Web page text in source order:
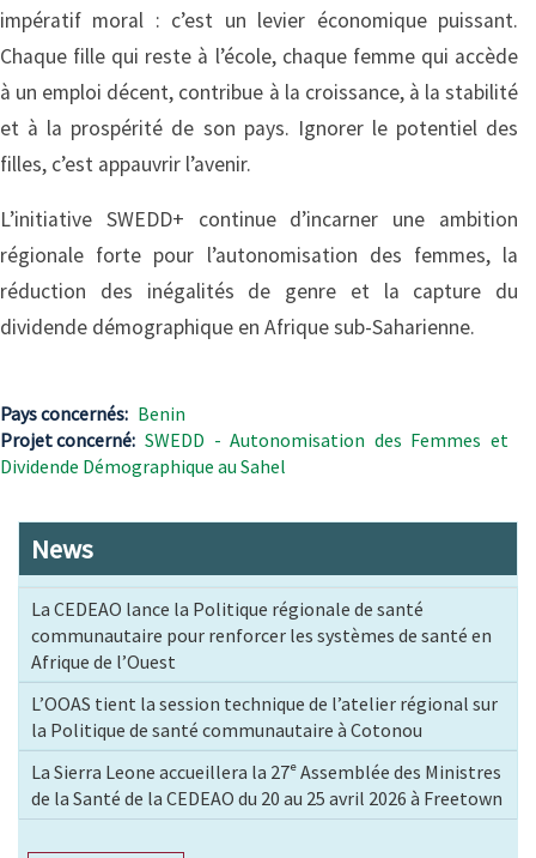
impératif moral : c’est un levier économique puissant.
Chaque fille qui reste à l’école, chaque femme qui accède
à un emploi décent, contribue à la croissance, à la stabilité
et à la prospérité de son pays. Ignorer le potentiel des
filles, c’est appauvrir l’avenir.
L’initiative SWEDD+ continue d’incarner une ambition
régionale forte pour l’autonomisation des femmes, la
réduction des inégalités de genre et la capture du
dividende démographique en Afrique sub-Saharienne.
Pays concernés Benin
Projet concerné SWEDD - Autonomisation des Femmes et
Dividende Démographique au Sahel
News
La CEDEAO lance la Politique régionale de santé
communautaire pour renforcer les systèmes de santé en
Afrique de l’Ouest
L’OOAS tient la session technique de l’atelier régional sur
la Politique de santé communautaire à Cotonou
La Sierra Leone accueillera la 27ᵉ Assemblée des Ministres
de la Santé de la CEDEAO du 20 au 25 avril 2026 à Freetown